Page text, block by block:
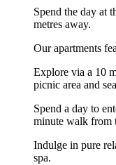
Spend the day at
metres away.
Our apartments
Explore via a 10
picnic area and
Spend a day to
minute walk from
Indulge in pure
spa.